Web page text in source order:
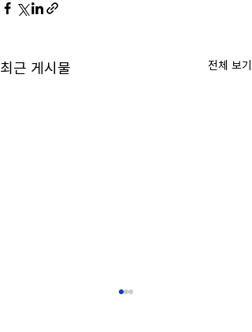
최근 게시물 전체 보기